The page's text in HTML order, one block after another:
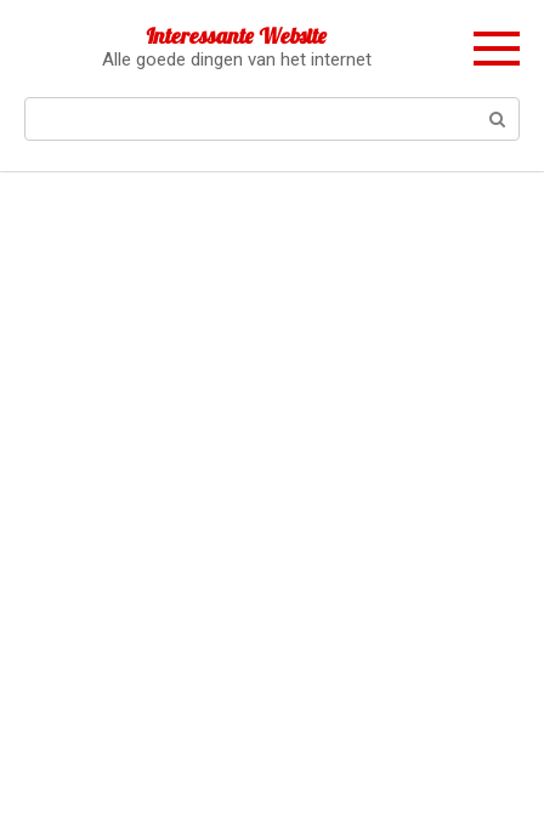
Interessante Website
Alle goede dingen van het internet